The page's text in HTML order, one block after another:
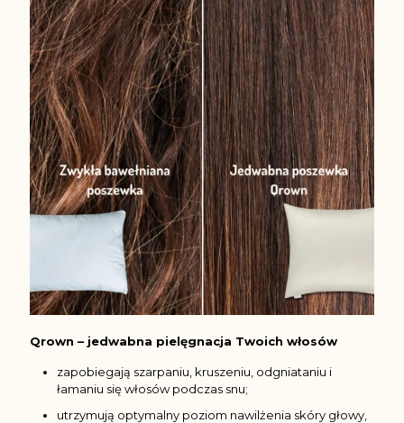
Qrown – jedwabna pielęgnacja Twoich włosów
zapobiegają szarpaniu, kruszeniu, odgniataniu i
łamaniu się włosów podczas snu;
utrzymują optymalny poziom nawilżenia skóry głowy,